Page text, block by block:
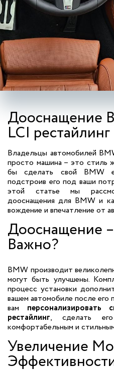
Дооснащение
LCI рестайлинг
Владельцы автомобилей
просто машина – это стиль
бы сделать свой BMW
подстроив его под ваши
этой статье мы
дооснащения для BMW и
вождение и впечатление от
Дооснащение
Важно?
BMW производит
могут быть улучшены.
процесс установки
вашем автомобиле после его
вам
рестайлинг, сделать его
комфортабельным и
Увеличение